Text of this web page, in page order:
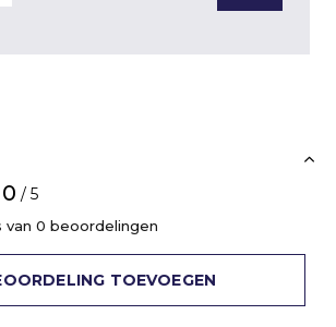
0 / 5
van 0 beoordelingen
TOEVOEGEN